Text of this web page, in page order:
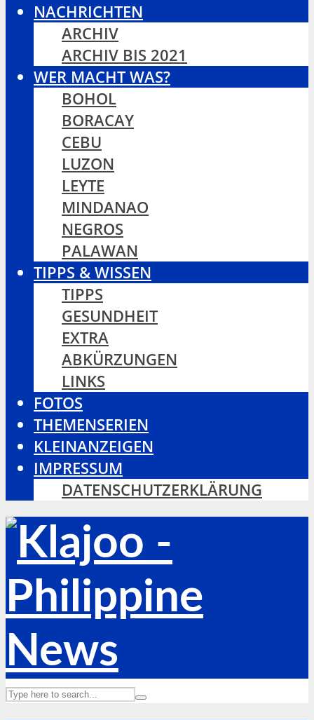
NACHRICHTEN
ARCHIV
ARCHIV BIS 2021
WER MACHT WAS?
BOHOL
BORACAY
CEBU
LUZON
LEYTE
MINDANAO
NEGROS
PALAWAN
TIPPS & WISSEN
TIPPS
GESUNDHEIT
EXTRA
ABKÜRZUNGEN
LINKS
FOTOS
THEMENSERIEN
KLEINANZEIGEN
IMPRESSUM
DATENSCHUTZERKLÄRUNG